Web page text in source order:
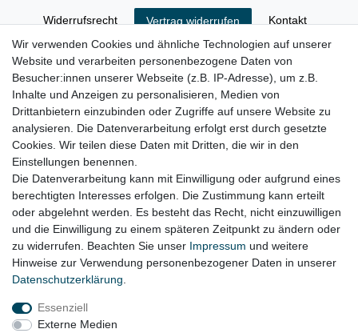
Wir verwenden Cookies und ähnliche Technologien auf unserer
Website und verarbeiten personenbezogene Daten von
Besucher:innen unserer Webseite (z.B. IP-Adresse), um z.B.
Inhalte und Anzeigen zu personalisieren, Medien von
Drittanbietern einzubinden oder Zugriffe auf unsere Website zu
analysieren. Die Datenverarbeitung erfolgt erst durch gesetzte
Cookies. Wir teilen diese Daten mit Dritten, die wir in den
Einstellungen benennen.
Die Datenverarbeitung kann mit Einwilligung oder aufgrund eines
berechtigten Interesses erfolgen. Die Zustimmung kann erteilt
oder abgelehnt werden. Es besteht das Recht, nicht einzuwilligen
und die Einwilligung zu einem späteren Zeitpunkt zu ändern oder
zu widerrufen. Beachten Sie unser Impressum und weitere
Hinweise zur Verwendung personenbezogener Daten in unserer
Daten­schutz­erklärung
Essenziell
Externe Medien
Widerrufs­recht Vertrag widerrufen Kontakt
© Copyright 2026 | Alle Rechte vorbehalten.